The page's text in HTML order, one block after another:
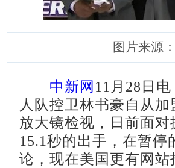
图片来源
中新网 11月28日
人队控卫林书豪自从
放大镜检视，日前面
15.1秒的出手，在暂
论，现在美国更有网